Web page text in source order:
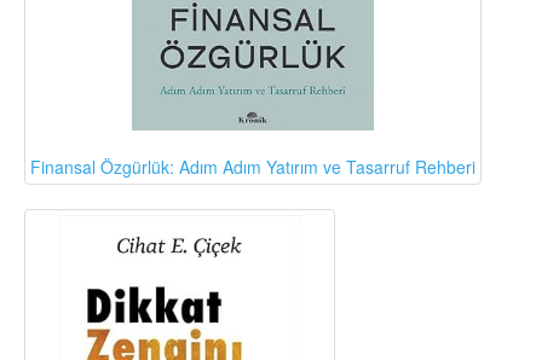
Finansal Özgürlük: Adım Adım Yatırım ve Tasarruf Rehberi